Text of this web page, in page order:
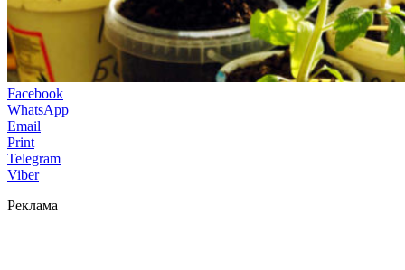
Facebook
WhatsApp
Email
Print
Telegram
Viber
Реклама